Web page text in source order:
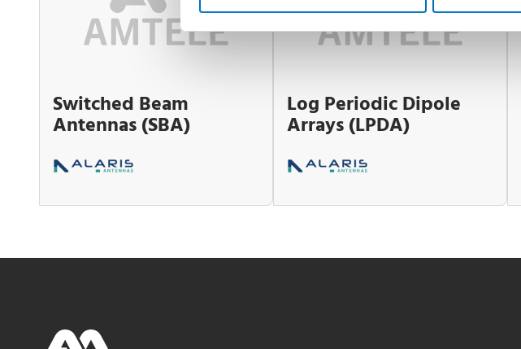
Switched Beam
Antennas (SBA)
Log Periodic Dipole
Arrays (LPDA)